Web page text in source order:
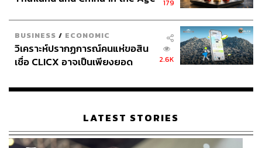
179
BUSINESS / ECONOMIC
วิเคราะห์ปรากฏการณ์คนแห่ขอสิน
เชื่อ CLICX อาจเป็นเพียงยอด
เรือนไทยที่ถูกซุกไว้
2.6K
LATEST STORIES